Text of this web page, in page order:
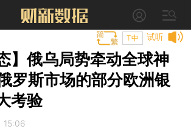
试听
T中
】俄乌局势牵动全球神
罗斯市场的部分欧洲银
考验
15:06